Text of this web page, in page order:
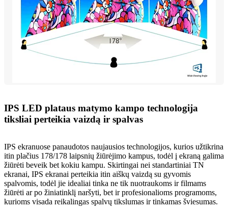
IPS LED plataus matymo kampo technologija
tiksliai perteikia vaizdą ir spalvas
IPS ekranuose panaudotos naujausios technologijos, kurios užtikrina
itin plačius 178/178 laipsnių žiūrėjimo kampus, todėl į ekraną galima
žiūrėti beveik bet kokiu kampu. Skirtingai nei standartiniai TN
ekranai, IPS ekranai perteikia itin aiškų vaizdą su gyvomis
spalvomis, todėl jie idealiai tinka ne tik nuotraukoms ir filmams
žiūrėti ar po žiniatinklį naršyti, bet ir profesionalioms programoms,
kurioms visada reikalingas spalvų tikslumas ir tinkamas šviesumas.